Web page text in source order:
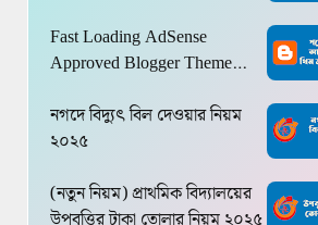
Fast Loading AdSense
Approved Blogger Theme
নগদে বিদ্যুৎ বিল দেওয়ার নিয়ম
২০২৫
(নতুন নিয়ম) প্রাথমিক বিদ্যালয়ের